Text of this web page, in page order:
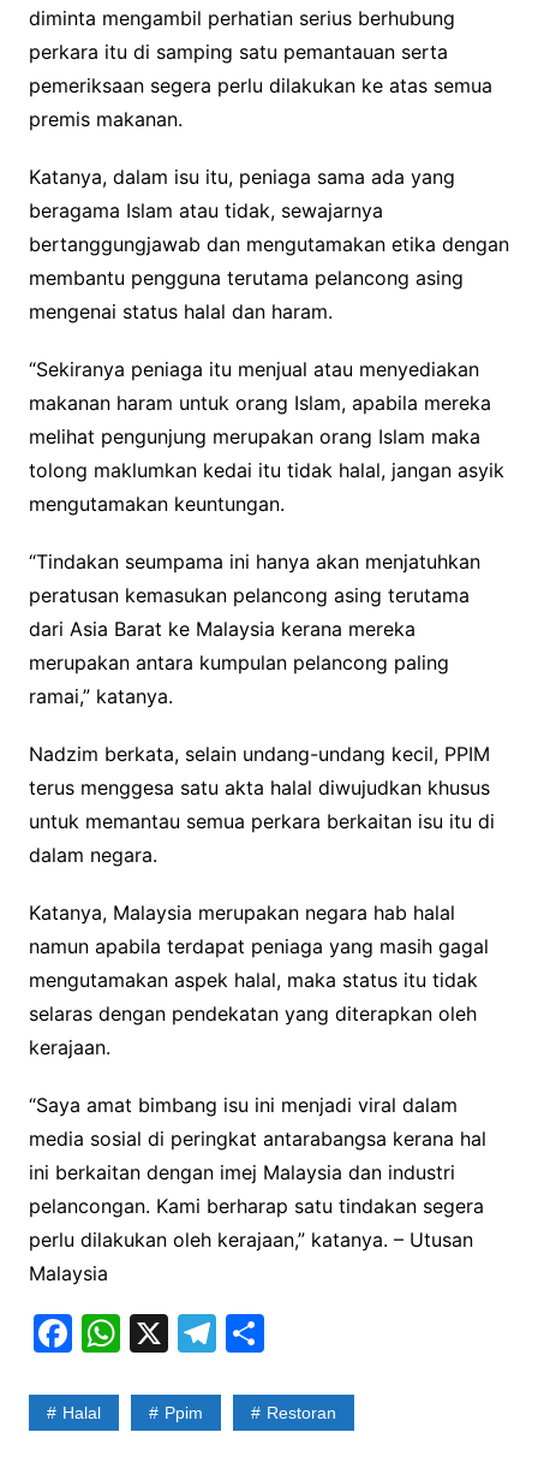
diminta mengambil perhatian serius berhubung
perkara itu di samping satu pemantauan serta
pemeriksaan segera perlu dilakukan ke atas semua
premis makanan.
Katanya, dalam isu itu, peniaga sama ada yang
beragama Islam atau tidak, sewajarnya
bertanggungjawab dan mengutamakan etika dengan
membantu pengguna terutama pelancong asing
mengenai status halal dan haram.
“Sekiranya peniaga itu menjual atau menyediakan
makanan haram untuk orang Islam, apabila mereka
melihat pengunjung merupakan orang Islam maka
tolong maklumkan kedai itu tidak halal, jangan asyik
mengutamakan keuntungan.
“Tindakan seumpama ini hanya akan menjatuhkan
peratusan kemasukan pelancong asing terutama
dari Asia Barat ke Malaysia kerana mereka
merupakan antara kumpulan pelancong paling
ramai,” kata­nya.
Nadzim berkata, selain undang-undang kecil, PPIM
terus menggesa satu akta halal diwujudkan khusus
untuk memantau semua perkara berkaitan isu itu di
dalam negara.
Katanya, Malaysia merupakan negara hab halal
namun apabila terdapat peniaga yang masih gagal
mengutamakan aspek halal, maka status itu tidak
selaras dengan pendekatan yang diterapkan oleh
kerajaan.
“Saya amat bimbang isu ini menjadi viral dalam
media sosial di peringkat antarabangsa kerana hal
ini berkaitan dengan imej Malaysia dan industri
pelancongan. Kami berharap satu tindakan segera
perlu dilakukan oleh kerajaan,” katanya. – Utusan
Malaysia
F
c
W
at
X T
e
S
ar
Halal Ppim Restoran